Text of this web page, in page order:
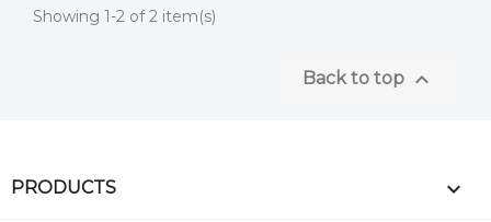
Showing 1-2 of 2 item(s)
Back to top 
PRODUCTS 